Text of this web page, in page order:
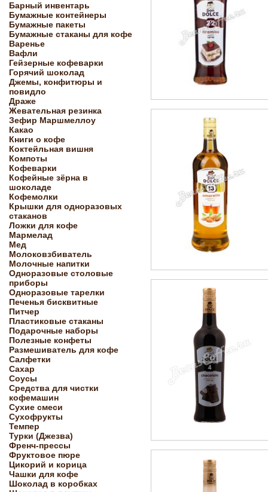
Барный инвентарь
Бумажные контейнеры
Бумажные пакеты
Бумажные стаканы для кофе
Варенье
Вафли
Гейзерные кофеварки
Горячий шоколад
Джемы, конфитюры и
повидло
Драже
Жевательная резинка
Зефир Маршмеллоу
Какао
Книги о кофе
Коктейльная вишня
Компоты
Кофеварки
Кофейные зёрна в
шоколаде
Кофемолки
Крышки для одноразовых
стаканов
Ложки для кофе
Мармелад
Мед
Молоковзбиватель
Молочные напитки
Одноразовые столовые
приборы
Одноразовые тарелки
Печенья бисквитные
Питчер
Пластиковые стаканы
Подарочные наборы
Полезные конфеты
Размешиватель для кофе
Салфетки
Сахар
Соусы
Средства для чистки
кофемашин
Сухие смеси
Сухофрукты
Темпер
Турки (Джезва)
Френч-прессы
Фруктовое пюре
Цикорий и корица
Чашки для кофе
Шоколад в коробках